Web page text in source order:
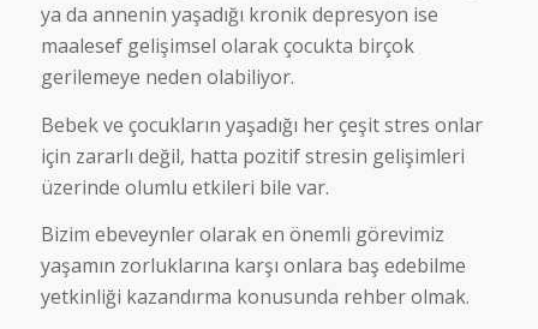
ya da annenin yaşadığı kronik depresyon ise
maalesef gelişimsel olarak çocukta birçok
gerilemeye neden olabiliyor.
Bebek ve çocukların yaşadığı her çeşit stres onlar
için zararlı değil, hatta pozitif stresin gelişimleri
üzerinde olumlu etkileri bile var.
Bizim ebeveynler olarak en önemli görevimiz
yaşamın zorluklarına karşı onlara baş edebilme
yetkinliği kazandırma konusunda rehber olmak.